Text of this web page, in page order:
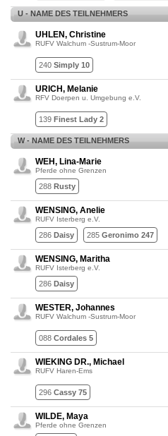
U - NAME DES TEILNEHMERS
UHLEN, Christine
RUFV Walchum -Sustrum-Moor
240 Simply 10
URICH, Melanie
RFV Doerpen u. Umgebung e.V.
139 Finest Lady 2
W - NAME DES TEILNEHMERS
WEH, Lina-Marie
Pferde ohne Grenzen
288 Rusty
WENSING, Anelie
RUFV Isterberg e.V.
286 Daisy 285 Geronimo 247
WENSING, Maritha
RUFV Isterberg e.V.
286 Daisy
WESTER, Johannes
RUFV Walchum -Sustrum-Moor
088 Cordales 5
WIEKING DR., Michael
RUFV Haren-Ems
296 Cassy 75
WILDE, Maya
Pferde ohne Grenzen